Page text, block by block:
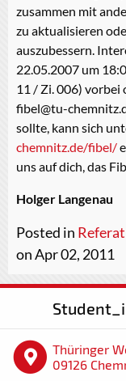
zusammen mit
zu aktualisieren
auszubessern.
22.05.2007 um
11 / Zi. 006) vorbei
fibel@tu-
sollte, kann sich
chemnitz.de/fibel/
uns auf dich, das
Holger Langenau
Posted in
on Apr 02, 2011
Thüringer
09126